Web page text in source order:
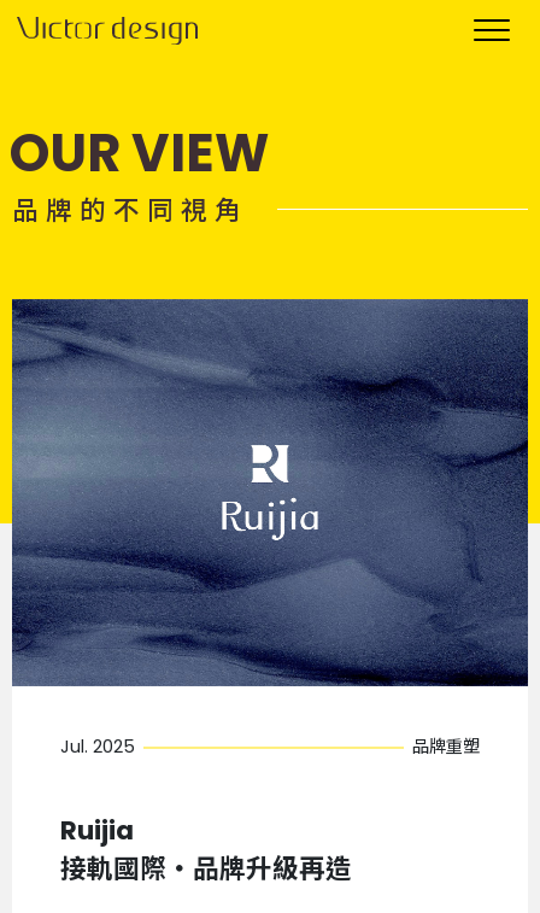
OUR VIEW
品 牌 的 不 同 視 角
Jul. 2025 品牌重塑
Ruijia
接軌國際・品牌升級再造